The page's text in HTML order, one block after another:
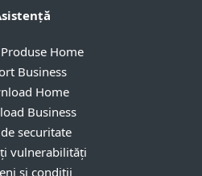
Home
Business
Home
Business
securitate
vulnerabilități
si conditii